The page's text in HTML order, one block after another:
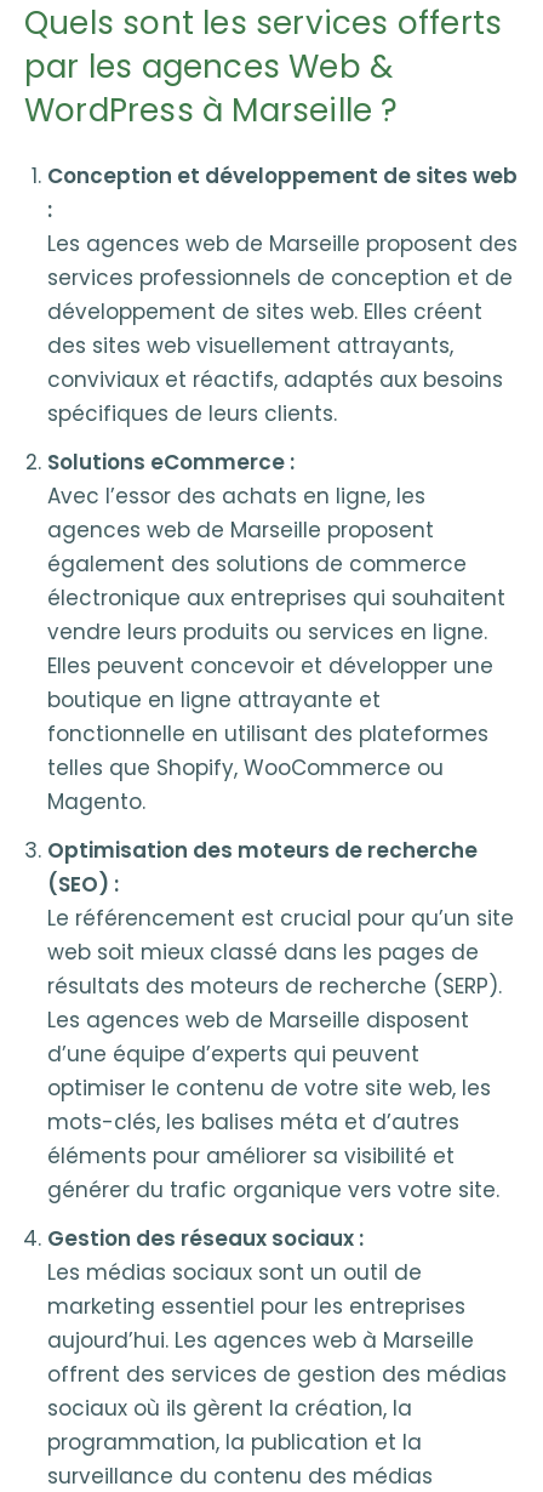
Quels sont les services offerts
par les agences Web &
WordPress à Marseille ?
Conception et développement de sites web
:
Les agences web de Marseille proposent des
services professionnels de conception et de
développement de sites web. Elles créent
des sites web visuellement attrayants,
conviviaux et réactifs, adaptés aux besoins
spécifiques de leurs clients.
Solutions eCommerce :
Avec l’essor des achats en ligne, les
agences web de Marseille proposent
également des solutions de commerce
électronique aux entreprises qui souhaitent
vendre leurs produits ou services en ligne.
Elles peuvent concevoir et développer une
boutique en ligne attrayante et
fonctionnelle en utilisant des plateformes
telles que Shopify, WooCommerce ou
Magento.
Optimisation des moteurs de recherche
(SEO) :
Le référencement est crucial pour qu’un site
web soit mieux classé dans les pages de
résultats des moteurs de recherche (SERP).
Les agences web de Marseille disposent
d’une équipe d’experts qui peuvent
optimiser le contenu de votre site web, les
mots-clés, les balises méta et d’autres
éléments pour améliorer sa visibilité et
générer du trafic organique vers votre site.
Gestion des réseaux sociaux :
Les médias sociaux sont un outil de
marketing essentiel pour les entreprises
aujourd’hui. Les agences web à Marseille
offrent des services de gestion des médias
sociaux où ils gèrent la création, la
programmation, la publication et la
surveillance du contenu des médias